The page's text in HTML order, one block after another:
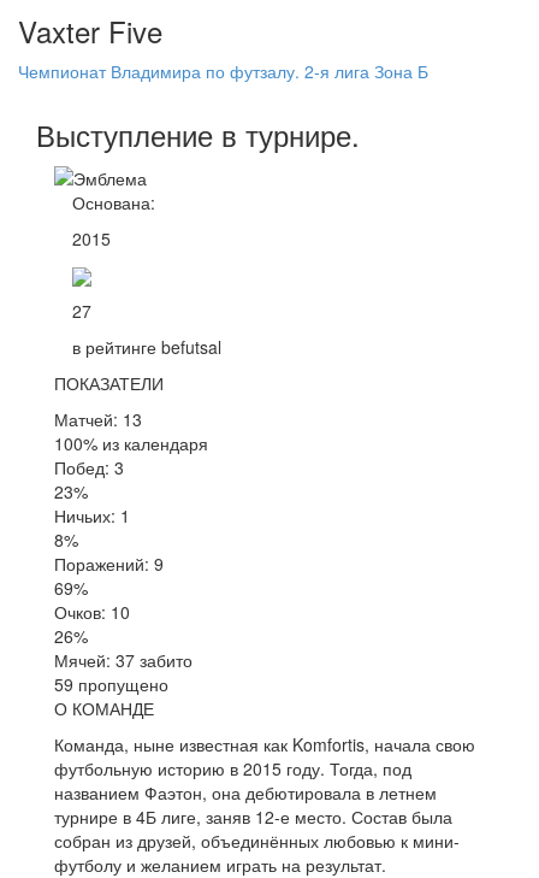
Vaxter Five
Чемпионат Владимира по футзалу. 2-я лига Зона Б
Выступление в турнире.
Основана:
2015
27
в рейтинге befutsal
ПОКАЗАТЕЛИ
Матчей: 13
100% из календаря
Побед: 3
23%
Ничьих: 1
8%
Поражений: 9
69%
Очков: 10
26%
Мячей: 37 забито
59 пропущено
О КОМАНДЕ
Команда, ныне известная как Komfortis, начала свою
футбольную историю в 2015 году. Тогда, под
названием Фаэтон, она дебютировала в летнем
турнире в 4Б лиге, заняв 12-е место. Состав была
собран из друзей, объединённых любовью к мини-
футболу и желанием играть на результат.